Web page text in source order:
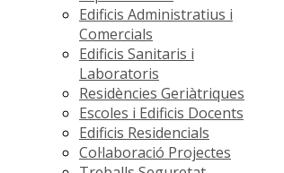
Edificis Administratius i
Comercials
Edificis Sanitaris i
Laboratoris
Residències Geriàtriques
Escoles i Edificis Docents
Edificis Residencials
Col·laboració Projectes